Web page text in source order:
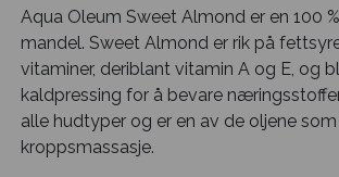
Aqua Oleum Sweet Almond er en 100
mandel. Sweet Almond er rik på
vitaminer, deriblant vitamin A og E, og
kaldpressing for å bevare
alle hudtyper og er en av de oljene
kroppsmassasje.